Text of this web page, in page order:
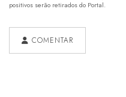
positivos serão retirados do Portal.
COMENTAR